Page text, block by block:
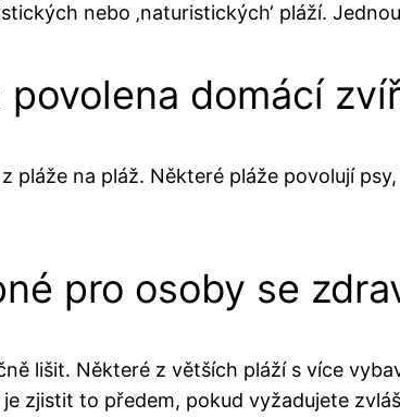
nebo ‚naturistických‘ pláží.
domácí
pláže na pláž. Některé pláže povolují
pro osoby se
lišit. Některé z větších pláží s více
zjistit to předem, pokud vyžadujete